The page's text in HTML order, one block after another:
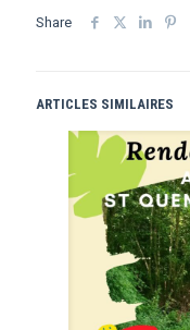
Share
ARTICLES SIMILAIRES